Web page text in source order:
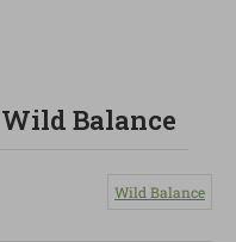
Balance
Wild Balance